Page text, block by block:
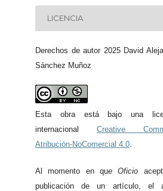
LICENCIA
Derechos de autor 2025 David
Sánchez Muñoz
Esta obra está bajo una
internacional Creative
Atribución-NoComercial 4.0
Al momento en queOficio
publicación de un artículo, el